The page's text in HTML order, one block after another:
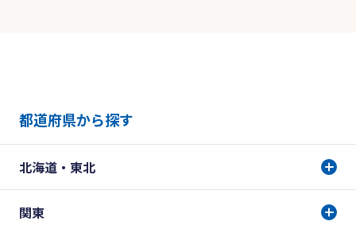
都道府県から探す
北海道・東北
関東